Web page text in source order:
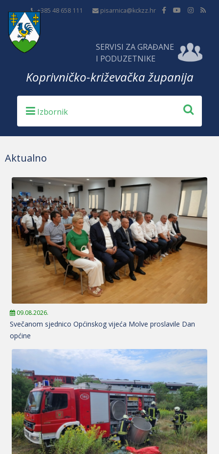
+385 48 658 111 pisarnica@kckzz.hr
SERVISI ZA GRAĐANE
I PODUZETNIKE
Koprivničko-križevačka županija
Aktualno
09.08.2026.
Svečanom sjednico Općinskog vijeća Molve proslavile Dan
općine